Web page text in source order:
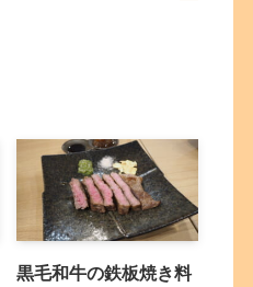
黒毛和牛の鉄板焼き料